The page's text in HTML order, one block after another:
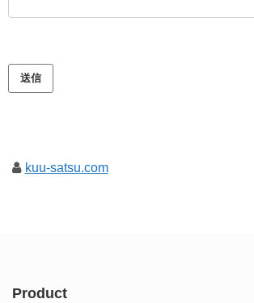
kuu-satsu.com
Product